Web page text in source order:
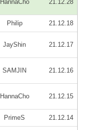
HannaCho 21.12.28
Philip 21.12.18
JayShin 21.12.17
SAMJIN 21.12.16
HannaCho 21.12.15
PrimeS 21.12.14